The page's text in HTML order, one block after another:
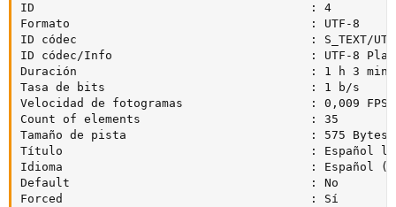
ID                                       : 4
Formato                                  : UTF-8
ID códec                                 : S_TEXT/
ID códec/Info                            : UTF-8
Duración                                 : 1 h 3 min
Tasa de bits                             : 1 b/s
Velocidad de fotogramas                  : 0,009 FPS
Count of elements                        : 35
Tamaño de pista                          : 575 Bytes
Título                                   : Español
Idioma                                   : Español
Default                                  : No
Forced                                   : Sí